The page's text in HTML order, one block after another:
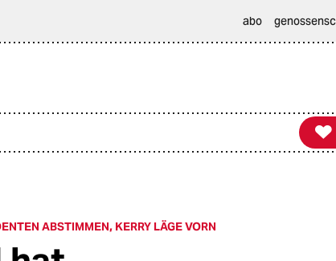
abo

taz
ABSTIMMEN, KERRY LÄGE VORN